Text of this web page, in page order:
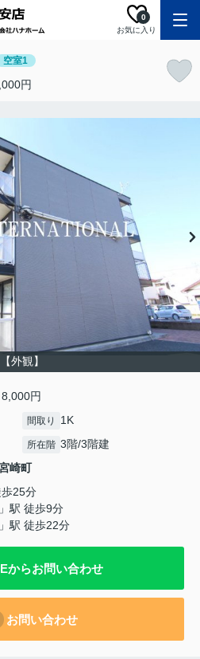
お気に入り
0
空室1
円
【外観】
円
間取り 1K
所在階 3階/3階建
崎町
歩25分
」駅 徒歩9分
」駅 徒歩22分
からお問い合わせ
お問い合わせ